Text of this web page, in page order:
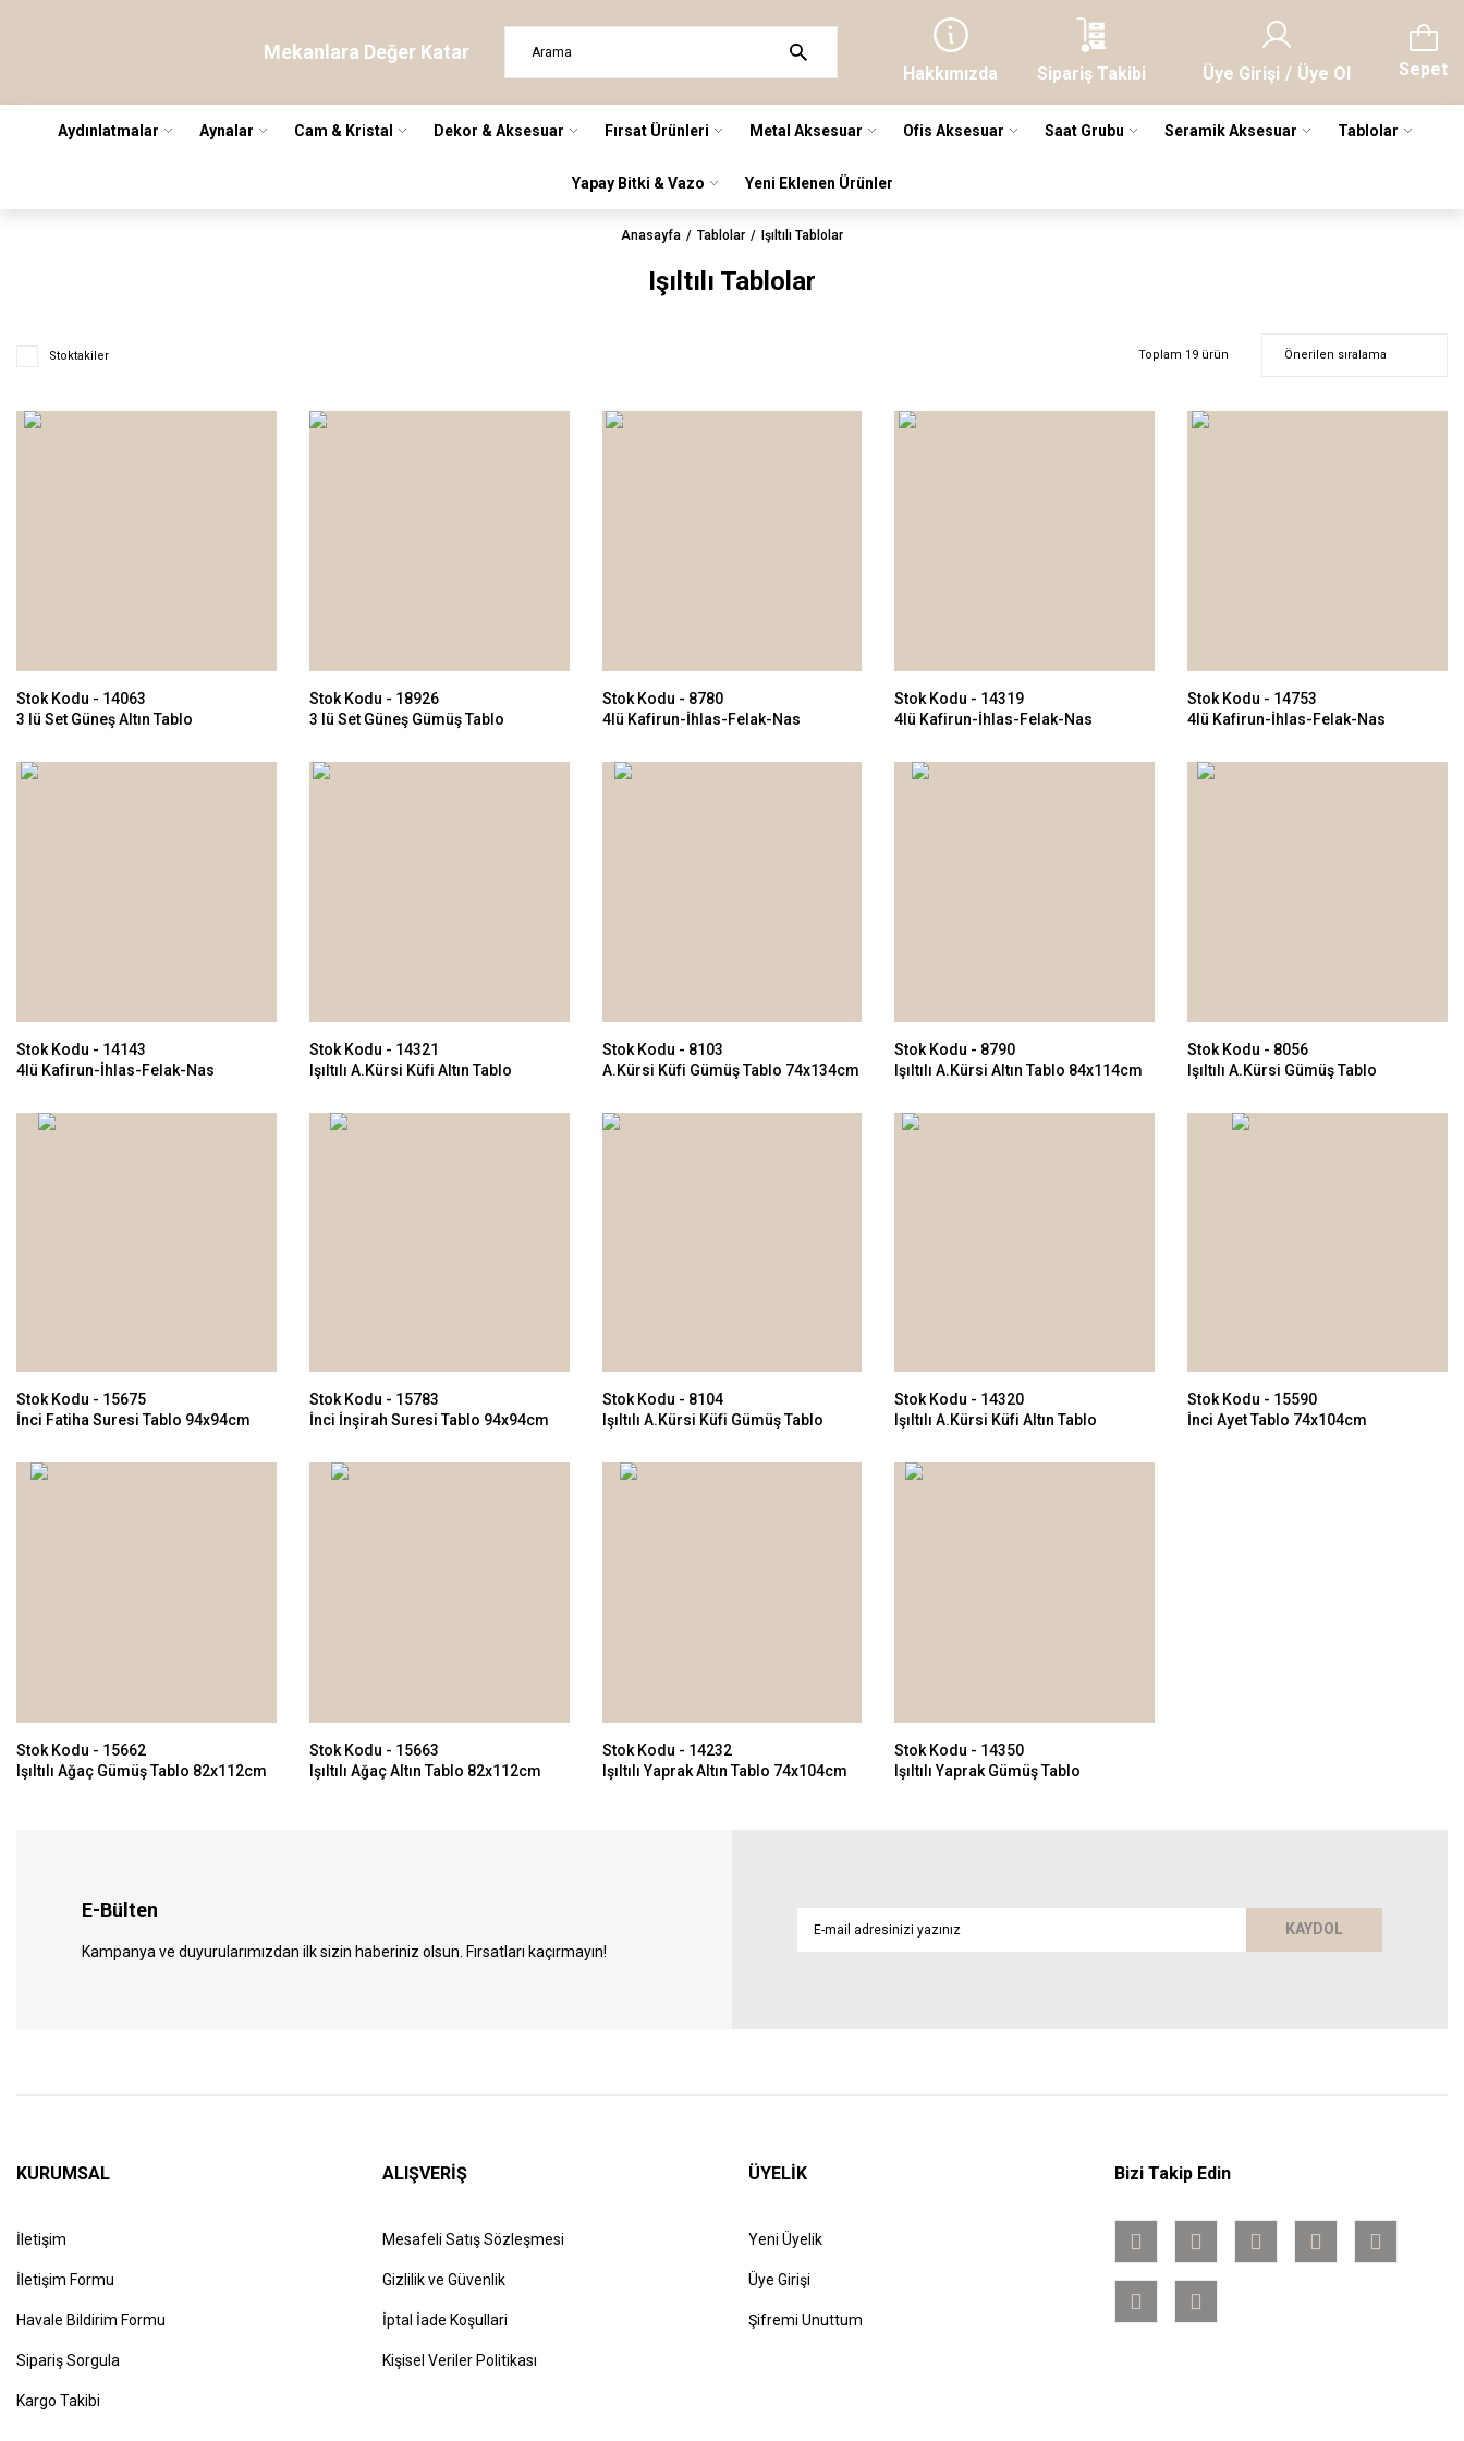
Mekanlara Değer Katar
Hakkımızda Sipariş Takibi Üye Girişi / Üye Ol Sepet
Aydınlatmalar Aynalar Cam & Kristal Dekor & Aksesuar Fırsat Ürünleri Metal Aksesuar Ofis Aksesuar Saat Grubu Seramik Aksesuar Tablolar
Yapay Bitki & Vazo Yeni Eklenen Ürünler
Anasayfa Tablolar Işıltılı Tablolar
Işıltılı Tablolar
Stoktakiler Toplam 19 ürün
Stok Kodu - 14063
3 lü Set Güneş Altın Tablo
Stok Kodu - 18926
3 lü Set Güneş Gümüş Tablo
Stok Kodu - 8780
4lü Kafirun-İhlas-Felak-Nas
Stok Kodu - 14319
4lü Kafirun-İhlas-Felak-Nas
Stok Kodu - 14753
4lü Kafirun-İhlas-Felak-Nas
Stok Kodu - 14143
4lü Kafirun-İhlas-Felak-Nas
Stok Kodu - 14321
Işıltılı A.Kürsi Küfi Altın Tablo
Stok Kodu - 8103
A.Kürsi Küfi Gümüş Tablo 74x134cm
Stok Kodu - 8790
Işıltılı A.Kürsi Altın Tablo 84x114cm
Stok Kodu - 8056
Işıltılı A.Kürsi Gümüş Tablo
Stok Kodu - 15675
İnci Fatiha Suresi Tablo 94x94cm
Stok Kodu - 15783
İnci İnşirah Suresi Tablo 94x94cm
Stok Kodu - 8104
Işıltılı A.Kürsi Küfi Gümüş Tablo
Stok Kodu - 14320
Işıltılı A.Kürsi Küfi Altın Tablo
Stok Kodu - 15590
İnci Ayet Tablo 74x104cm
Stok Kodu - 15662
Işıltılı Ağaç Gümüş Tablo 82x112cm
Stok Kodu - 15663
Işıltılı Ağaç Altın Tablo 82x112cm
Stok Kodu - 14232
Işıltılı Yaprak Altın Tablo 74x104cm
Stok Kodu - 14350
Işıltılı Yaprak Gümüş Tablo
E-Bülten
Kampanya ve duyurularımızdan ilk sizin haberiniz olsun. Fırsatları kaçırmayın!
KAYDOL
KURUMSAL
İletişim
İletişim Formu
Havale Bildirim Formu
Sipariş Sorgula
Kargo Takibi
ALIŞVERİŞ
Mesafeli Satış Sözleşmesi
Gizlilik ve Güvenlik
İptal İade Koşullari
Kişisel Veriler Politikası
ÜYELİK
Yeni Üyelik
Üye Girişi
Şifremi Unuttum
Bizi Takip Edin